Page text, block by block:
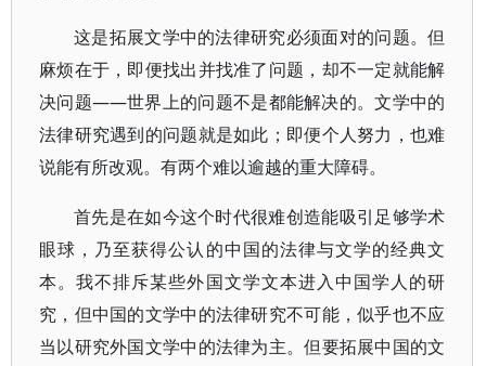
这是拓展文学中的法律研究必须面对的问题。但
麻烦在于，即便找出并找准了问题，却不一定就能解
决问题——世界上的问题不是都能解决的。文学中的
法律研究遇到的问题就是如此；即便个人努力，也难
说能有所改观。有两个难以逾越的重大障碍。
首先是在如今这个时代很难创造能吸引足够学术
眼球，乃至获得公认的中国的法律与文学的经典文
本。我不排斥某些外国文学文本进入中国学人的研
究，但中国的文学中的法律研究不可能，似乎也不应
当以研究外国文学中的法律为主。但要拓展中国的文